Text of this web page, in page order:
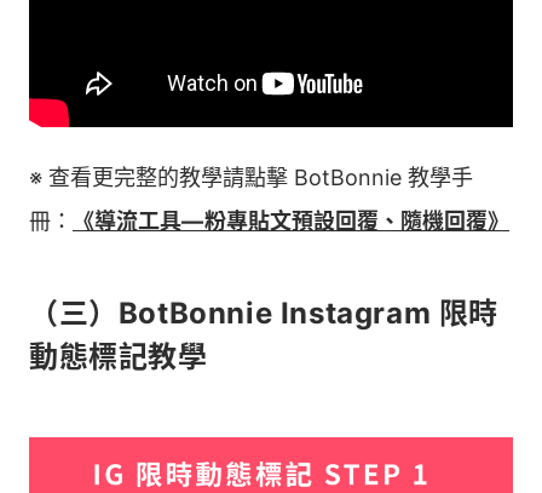
※ 查看更完整的教學請點擊 BotBonnie 教學手
冊：
《導流工具— 粉專貼文預設回覆、隨機回覆》
（三）BotBonnie Instagram 限時
動態標記教學